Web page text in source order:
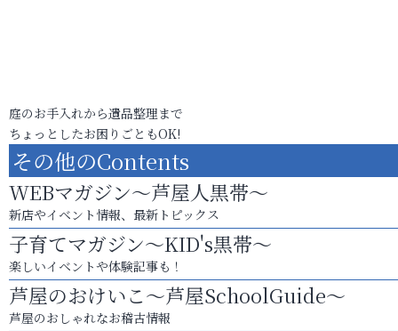
庭のお手入れから遺品整理まで
ちょっとしたお困りごともOK!
その他のContents
WEBマガジン～芦屋人黒帯～
新店やイベント情報、最新トピックス
子育てマガジン～KID's黒帯～
楽しいイベントや体験記事も！
芦屋のおけいこ～芦屋SchoolGuide～
芦屋のおしゃれなお稽古情報